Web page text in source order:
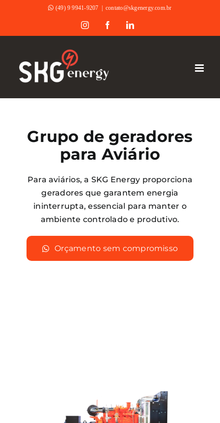
(49) 9 9941-9207 contato@skgenergy.com.br
InstagramFacebookLinkedIn
Grupo de geradores
para Aviário
Para aviários, a SKG Energy proporciona
geradores que garantem energia
ininterrupta, essencial para manter o
ambiente controlado e produtivo.
Orçamento sem compromisso